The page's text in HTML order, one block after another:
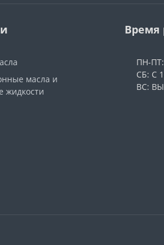
масла и
жидкости
Время
ПН-
СБ: С
ВС: